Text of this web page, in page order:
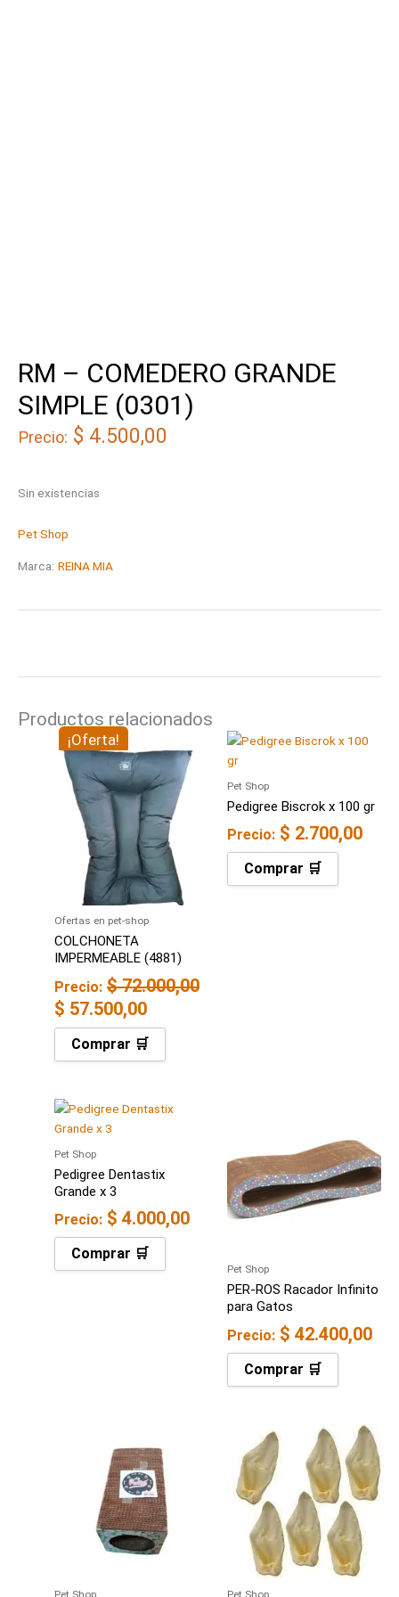
RM – COMEDERO GRANDE
SIMPLE (0301)
Precio: $ 4.500,00
Sin existencias
Pet Shop
Marca: REINA MIA
Productos relacionados
¡Oferta!
Ofertas en pet-shop
COLCHONETA
IMPERMEABLE (4881)
Precio: $72.000,00
precio
original
era:
$ 72.000,00.
$ 57.500,00
precio
actual
es:
$ 57.500,00.
Comprar 🛒
Pet Shop
Pedigree Biscrok x 100 gr
Precio: $ 2.700,00
Comprar 🛒
Pet Shop
Pedigree Dentastix
Grande x 3
Precio: $ 4.000,00
Comprar 🛒
Pet Shop
PER-ROS Racador Infinito
para Gatos
Precio: $ 42.400,00
Comprar 🛒